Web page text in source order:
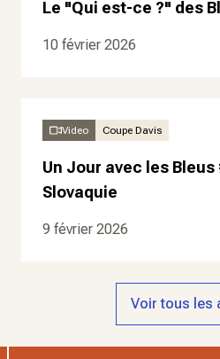
Le "Qui est-ce ?" des
10 février 2026
Video Coupe Davis
Un Jour avec les Bleus
Slovaquie
9 février 2026
Voir tous les